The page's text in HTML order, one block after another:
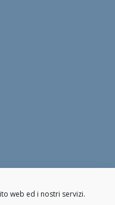
web ed i nostri servizi.